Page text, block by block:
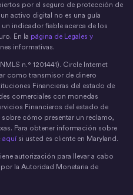
por el seguro de protección de
activo digital no es una guía
indicador fiable acerca de los
En la página de Legales y
informativas.
n.° 1201441). Circle Internet
como transmisor de dinero
Financieras del estado de
comerciales con monedas
Financieros del estado de
sobre cómo presentar un reclamo,
Para obtener información sobre
aquí si usted es cliente en Maryland.
autorización para llevar a cabo
la Autoridad Monetaria de